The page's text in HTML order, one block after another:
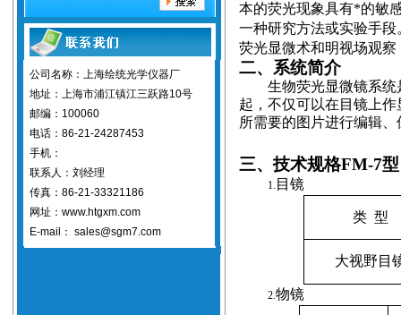
公司名称：上海绘统光学仪器厂
地址：上海市浦江镇江三跃路10号
邮编：100060
电话：86-21-24287453
手机：
联系人：刘经理
传真：86-21-33321186
网址：www.htgxm.com
E-mail： sales@sgm7.com
本的荧光现象具有*的敏
一种研究方法或实验手
荧光显微术和明视场观
二、系统简介
生物荧光显微镜系
起，不仅可以在目镜上
所需要的图片进行编辑
三、技术规格FM-7型
1. 目镜
类 型
大视野目
2.物镜